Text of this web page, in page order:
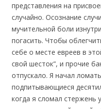
представления на
случайно. Осознание
мучительной боли
погасить. Чтобы
себе о месте евреев в
свой шесток”, и прочие
отпускало. Я начал
подпитывающиеся
когда я сломал стержень